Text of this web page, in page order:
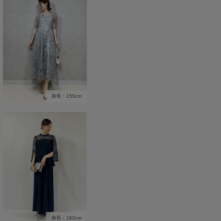
身長：155cm
身長：163cm